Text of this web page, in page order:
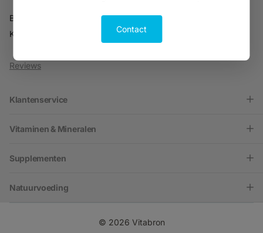
Contact
Klantenservice
Vitaminen & Mineralen
Supplementen
Natuurvoeding
BTW NL816914679B01
KVK 30216701
Reviews
© 2026 Vitabron